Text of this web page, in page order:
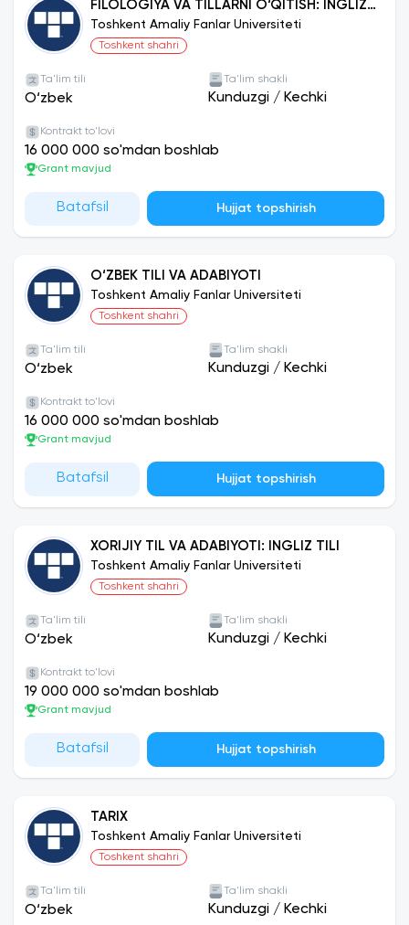
FILOLOGIYA VA TILLARNI O‘QITISH: INGLIZ
TILI
Toshkent Amaliy Fanlar Universiteti
Toshkent shahri
Ta'lim tili
O‘zbek
Ta'lim shakli
Kunduzgi / Kechki
Kontrakt to'lovi
16 000 000 so'mdan boshlab
Grant mavjud
Batafsil Hujjat topshirish
O‘ZBEK TILI VA ADABIYOTI
Toshkent Amaliy Fanlar Universiteti
Toshkent shahri
Ta'lim tili
O‘zbek
Ta'lim shakli
Kunduzgi / Kechki
Kontrakt to'lovi
16 000 000 so'mdan boshlab
Grant mavjud
Batafsil Hujjat topshirish
XORIJIY TIL VA ADABIYOTI: INGLIZ TILI
Toshkent Amaliy Fanlar Universiteti
Toshkent shahri
Ta'lim tili
O‘zbek
Ta'lim shakli
Kunduzgi / Kechki
Kontrakt to'lovi
19 000 000 so'mdan boshlab
Grant mavjud
Batafsil Hujjat topshirish
TARIX
Toshkent Amaliy Fanlar Universiteti
Toshkent shahri
Ta'lim tili
O‘zbek
Ta'lim shakli
Kunduzgi / Kechki